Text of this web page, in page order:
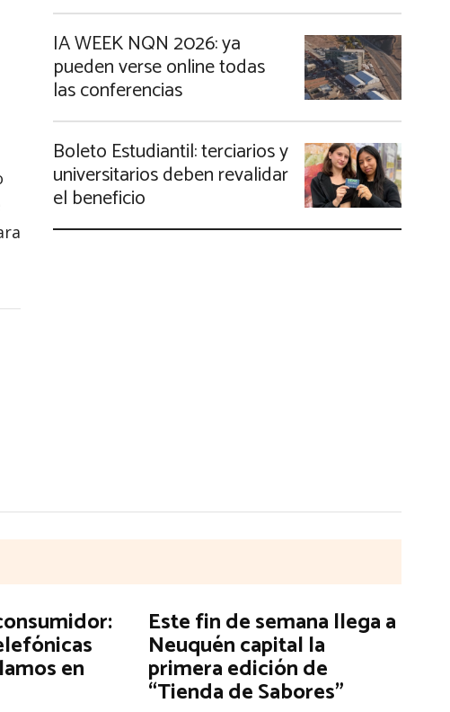
IA WEEK NQN 2026: ya
pueden verse online todas
las conferencias
Boleto Estudiantil: terciarios y
universitarios deben revalidar
el beneficio
en
Este fin de semana llega a
Neuquén capital la
primera edición de
“Tienda de Sabores”